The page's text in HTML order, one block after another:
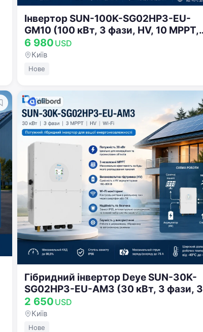
Інвертор SUN-100K-SG02HP3-EU-
GM10 (100 кВт, 3 фази, HV, 10 MPPT,
WiFi)
6 980 USD
Київ
Нове
Гібридний інвертор Deye SUN-30K-
SG02HP3-EU-AM3 (30 кВт, 3 фази, 3
MPPT, HV, Wi-Fi)
2 650 USD
Київ
Нове
Увійти
Продовжуючи, ви погоджуєтесь з